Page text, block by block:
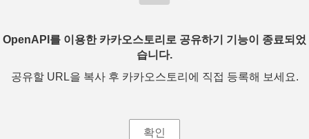
OpenAPI를 이용한 카카오스토리로 공유하기 기능이 종료되었
습니다.
공유할 URL을 복사 후 카카오스토리에 직접 등록해 보세요.
확인